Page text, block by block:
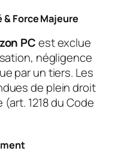
Force Majeure
PCest exclue
négligence
par un tiers. Les
de plein droit
1218 du Code